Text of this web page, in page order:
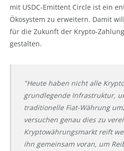
mit USDC-Emittent Circle ist ein
Ökosystem zu erweitern. Damit
für die Zukunft der Krypto-
gestalten.
"Heute haben nicht alle
grundlegende Infrastruktur,
traditionelle Fiat-Währung
versuchen genau dies zu
Kryptowährungsmarkt reift
ihn gemeinsam voran, um